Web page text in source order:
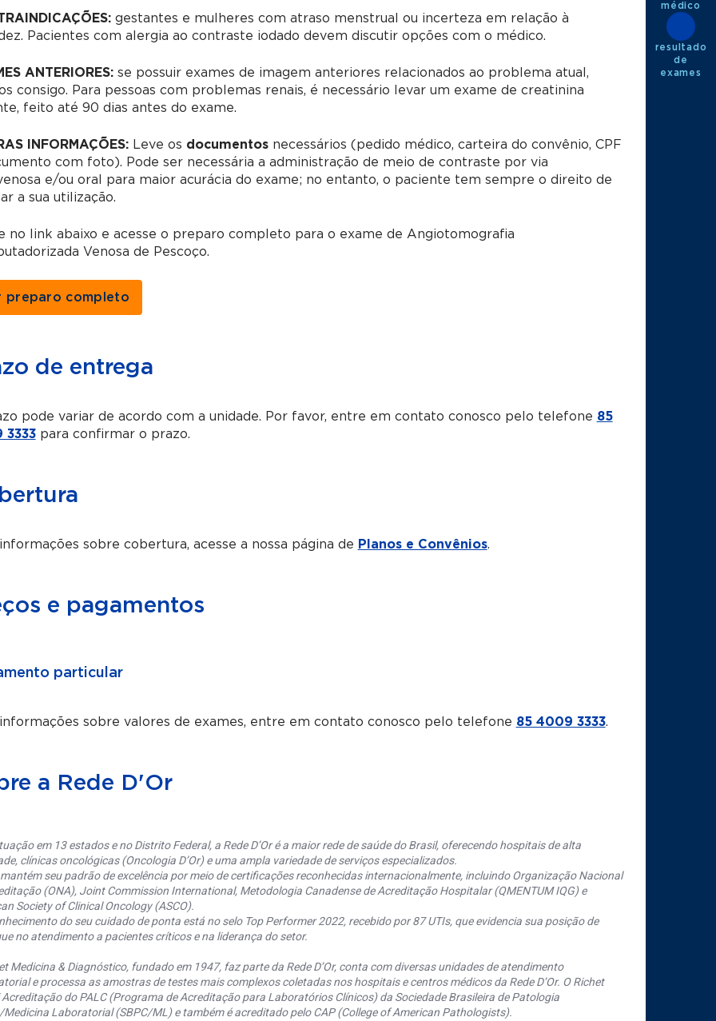
gestantes e mulheres com atraso menstrual ou incerteza em relação à
Pacientes com alergia ao contraste iodado devem discutir opções com o médico.
ANTERIORES: se possuir exames de imagem anteriores relacionados ao problema atual,
consigo. Para pessoas com problemas renais, é necessário levar um exame de creatinina
feito até 90 dias antes do exame.
INFORMAÇÕES: Leve os documentosnecessários (pedido médico, carteira do convênio, CPF
com foto). Pode ser necessária a administração de meio de contraste por via
e/ou oral para maior acurácia do exame; no entanto, o paciente tem sempre o direito de
a sua utilização.
no link abaixo e acesse o preparo completo para o exame de Angiotomografia
Venosa de Pescoço.
preparo completo
de entrega
pode variar de acordo com a unidade. Por favor, entre em contato conosco pelo telefone 85
3333para confirmar o prazo.
sobre cobertura, acesse a nossa página de Planos e Convênios.
e pagamentos
particular
informações sobre valores de exames, entre em contato conosco pelo telefone 85 4009 3333.
a Rede D'Or
em 13 estados e no Distrito Federal, a Rede D’Or é a maior rede de saúde do Brasil, oferecendo hospitais de alta
clínicas oncológicas (Oncologia D’Or) e uma ampla variedade de serviços especializados.
seu padrão de excelência por meio de certificações reconhecidas internacionalmente, incluindo Organização Nacional
(ONA), Joint Commission International, Metodologia Canadense de Acreditação Hospitalar (QMENTUM IQG) e
Society of Clinical Oncology (ASCO).
do seu cuidado de ponta está no selo Top Performer 2022, recebido por 87 UTIs, que evidencia sua posição de
no atendimento a pacientes críticos e na liderança do setor.
Medicina & Diagnóstico, fundado em 1947, faz parte da Rede D’Or, conta com diversas unidades de atendimento
e processa as amostras de testes mais complexos coletadas nos hospitais e centros médicos da Rede D’Or. O Richet
do PALC (Programa de Acreditação para Laboratórios Clínicos) da Sociedade Brasileira de Patologia
Medicina Laboratorial (SBPC/ML) e também é acreditado pelo CAP (College of American Pathologists).
médico
resultado
de
exames